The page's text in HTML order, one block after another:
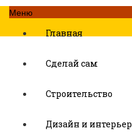
Меню
Главная
Сделай сам
Строительство
Дизайн и интерьер